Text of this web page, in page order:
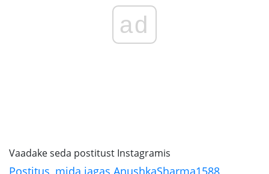
ad
Vaadake seda postitust Instagramis
Postitus, mida jagas AnushkaSharma1588